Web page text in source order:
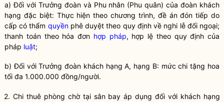
a) Đối với Trưởng đoàn và Phu nhân (Phu quân) của đoàn khách
hạng đặc biệt: Thực hiện theo chương trình, đề án đón tiếp do
cấp có thẩm quyềnphê duyệt theo quy định về nghi lễ đối ngoại;
thanh toán theo hóa đơn hợp pháp, hợp lệ theo quy định của
pháp luật;
b) Đối với Trưởng đoàn khách hạng A, hạng B: mức chi tặng hoa
tối đa 1.000.000 đồng/người.
2. Chi thuê phòng chờ tại sân bay áp dụng đối với khách hạng